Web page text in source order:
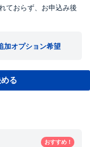
ておらず、お申込み後
加オプション希望
る
おすすめ！